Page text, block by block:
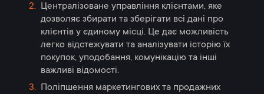
Централізоване управління клієнтами, яке
дозволяє збирати та зберігати всі дані про
клієнтів у єдиному місці. Це дає можливість
легко відстежувати та аналізувати історію їх
покупок, уподобання, комунікацію та інші
важливі відомості.
Поліпшення маркетингових та продажних